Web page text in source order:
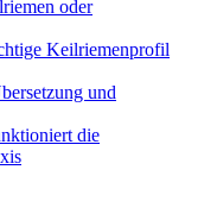
oder
Keilriemenprofil
und
die